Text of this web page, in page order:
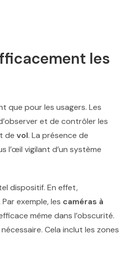
les
que pour les usagers. Les
et de contrôler les
de vol. La présence de
l’œil vigilant d’un système
dispositif. En effet,
exemple, les caméras à
même dans l’obscurité.
Cela inclut les zones